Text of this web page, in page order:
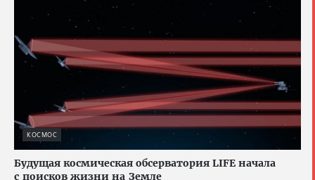
КОСМОС
Будущая космическая обсерватория LIFE начала
с поисков жизни на Земле